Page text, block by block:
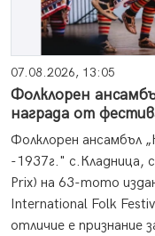
07.08.2026, 13:05
Фолклорен
награда от
Фолклорен ансамбъл
-1937г." с.Кладница,
Prix) на 63-тото
International Folk
отличие е признание